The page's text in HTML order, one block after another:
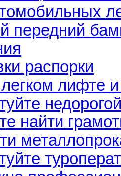
передний
распорки
легком лифте
найти